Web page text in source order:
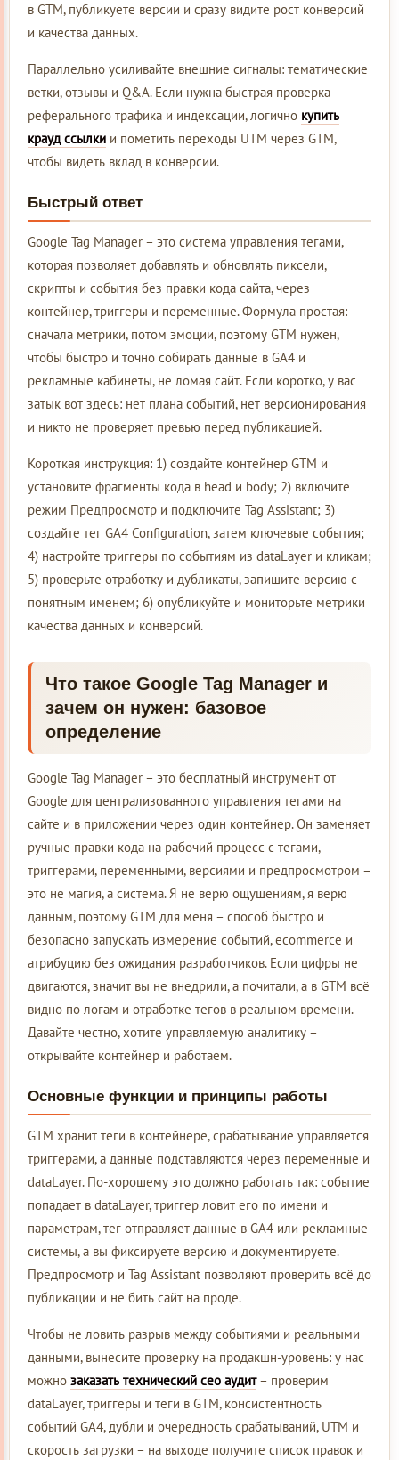
в GTM, публикуете версии и сразу видите рост конверсий
и качества данных.
Параллельно усиливайте внешние сигналы: тематические
ветки, отзывы и Q&A. Если нужна быстрая проверка
реферального трафика и индексации, логично купить
крауд ссылки и пометить переходы UTM через GTM,
чтобы видеть вклад в конверсии.
Быстрый ответ
Google Tag Manager – это система управления тегами,
которая позволяет добавлять и обновлять пиксели,
скрипты и события без правки кода сайта, через
контейнер, триггеры и переменные. Формула простая:
сначала метрики, потом эмоции, поэтому GTM нужен,
чтобы быстро и точно собирать данные в GA4 и
рекламные кабинеты, не ломая сайт. Если коротко, у вас
затык вот здесь: нет плана событий, нет версионирования
и никто не проверяет превью перед публикацией.
Короткая инструкция: 1) создайте контейнер GTM и
установите фрагменты кода в head и body; 2) включите
режим Предпросмотр и подключите Tag Assistant; 3)
создайте тег GA4 Configuration, затем ключевые события;
4) настройте триггеры по событиям из dataLayer и кликам;
5) проверьте отработку и дубликаты, запишите версию с
понятным именем; 6) опубликуйте и мониторьте метрики
качества данных и конверсий.
Что такое Google Tag Manager и
зачем он нужен: базовое
определение
Google Tag Manager – это бесплатный инструмент от
Google для централизованного управления тегами на
сайте и в приложении через один контейнер. Он заменяет
ручные правки кода на рабочий процесс с тегами,
триггерами, переменными, версиями и предпросмотром –
это не магия, а система. Я не верю ощущениям, я верю
данным, поэтому GTM для меня – способ быстро и
безопасно запускать измерение событий, ecommerce и
атрибуцию без ожидания разработчиков. Если цифры не
двигаются, значит вы не внедрили, а почитали, а в GTM всё
видно по логам и отработке тегов в реальном времени.
Давайте честно, хотите управляемую аналитику –
открывайте контейнер и работаем.
Основные функции и принципы работы
GTM хранит теги в контейнере, срабатывание управляется
триггерами, а данные подставляются через переменные и
dataLayer. По-хорошему это должно работать так: событие
попадает в dataLayer, триггер ловит его по имени и
параметрам, тег отправляет данные в GA4 или рекламные
системы, а вы фиксируете версию и документируете.
Предпросмотр и Tag Assistant позволяют проверить всё до
публикации и не бить сайт на проде.
Чтобы не ловить разрыв между событиями и реальными
данными, вынесите проверку на продакшн-уровень: у нас
можно заказать технический сео аудит– проверим
dataLayer, триггеры и теги в GTM, консистентность
событий GA4, дубли и очередность срабатываний, UTM и
скорость загрузки – на выходе получите список правок и